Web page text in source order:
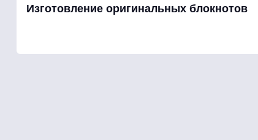
Изготовление оригинальных блокнотов